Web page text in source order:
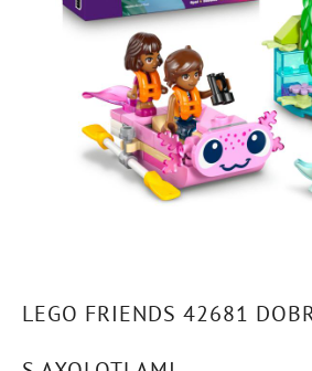
LEGO FRIENDS 42681